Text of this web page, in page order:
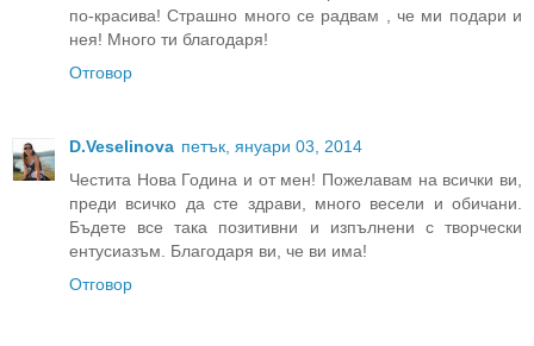
по-красива! Страшно много се радвам , че ми подари и
нея! Много ти благодаря!
Отговор
D.Veselinova петък, януари 03, 2014
Честита Нова Година и от мен! Пожелавам на всички ви,
преди всичко да сте здрави, много весели и обичани.
Бъдете все така позитивни и изпълнени с творчески
ентусиазъм. Благодаря ви, че ви има!
Отговор